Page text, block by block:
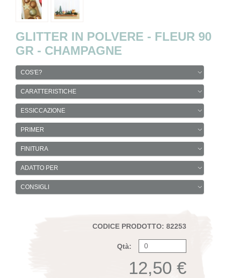
GLITTER IN POLVERE - FLEUR 90
GR - CHAMPAGNE
COS'E?
CARATTERISTICHE
ESSICCAZIONE
PRIMER
FINITURA
ADATTO PER
CONSIGLI
CODICE PRODOTTO: 82253
Qtà:
12,50 €